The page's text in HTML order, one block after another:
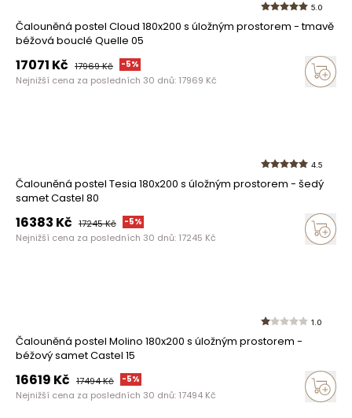
5.0
Čalouněná postel Cloud 180x200 s úložným prostorem - tmavě
béžová bouclé Quelle 05
17071 Kč 17969Kč -5%
Nejnižší cena za posledních 30 dnů: 17969 Kč
4.5
Čalouněná postel Tesia 180x200 s úložným prostorem - šedý
samet Castel 80
16383 Kč 17245Kč -5%
Nejnižší cena za posledních 30 dnů: 17245 Kč
1.0
Čalouněná postel Molino 180x200 s úložným prostorem -
béžový samet Castel 15
16619 Kč 17494Kč -5%
Nejnižší cena za posledních 30 dnů: 17494 Kč